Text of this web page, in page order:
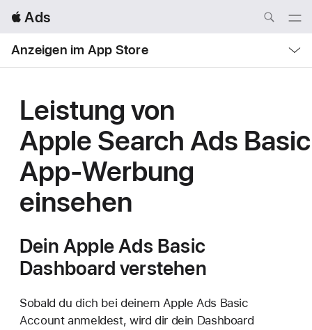
 Ads
Nav
Open
Anzeigen im App Store
Nav
Open
Menu
Leistung von
Apple Search Ads Basic
App-Werbung
einsehen
Dein Apple Ads Basic
Dashboard verstehen
Sobald du dich bei deinem Apple Ads Basic
Account anmeldest, wird dir dein Dashboard